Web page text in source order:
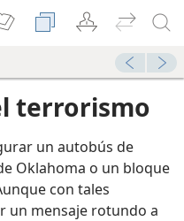
terrorismo
un autobús de
Oklahoma o un bloque
con tales
un mensaje rotundo a